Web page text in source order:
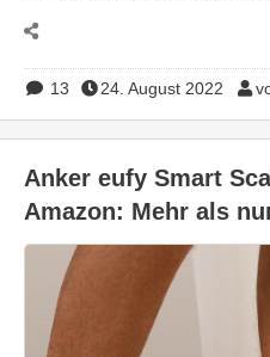
13 24. August 2022
Anker eufy Smart
Amazon: Mehr als